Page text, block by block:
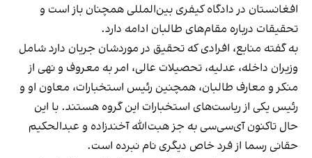
افغانستان در دادگاه کیفری بین‌المللی همچنان باز است و
تحقیقات درباره مقام‌های طالبان ادامه دارد.
به گفته منابع، افرادی که تحقیق در موردشان جریان دارد شامل
وزیران داخله، عدلیه، تحصیلات عالی، امر به معروف و نهی از
منکر و معارف طالبان، همچنین رئیس استخبارات، معاون او و
رئیس یکی از ریاست‌های استخبارات این گروه هستند. با این
حال تاکنون آی‌سی‌سی به جز هبت‌الله آخندزاده و عبدالحکیم
حقانی رسما از فرد خاص دیگری نام نبرده است.